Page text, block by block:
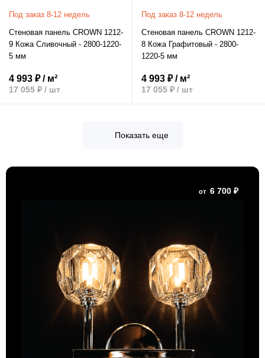
Под заказ 8-12 недель
Стеновая панель CROWN 1212-
9 Кожа Сливочный - 2800-1220-
5 мм
4 993 ₽ / м²
17 055 ₽ / шт
Под заказ 8-12 недель
Стеновая панель CROWN 1212-
8 Кожа Графитовый - 2800-
1220-5 мм
4 993 ₽ / м²
17 055 ₽ / шт
Показать еще
от 6 700 ₽